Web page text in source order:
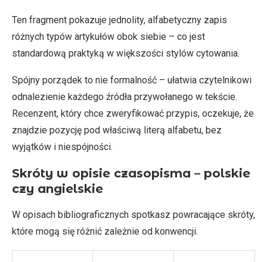
Ten fragment pokazuje jednolity, alfabetyczny zapis
różnych typów artykułów obok siebie – co jest
standardową praktyką w większości stylów cytowania.
Spójny porządek to nie formalność – ułatwia czytelnikowi
odnalezienie każdego źródła przywołanego w tekście.
Recenzent, który chce zweryfikować przypis, oczekuje, że
znajdzie pozycję pod właściwą literą alfabetu, bez
wyjątków i niespójności.
Skróty w opisie czasopisma – polskie
czy angielskie
W opisach bibliograficznych spotkasz powracające skróty,
które mogą się różnić zależnie od konwencji.